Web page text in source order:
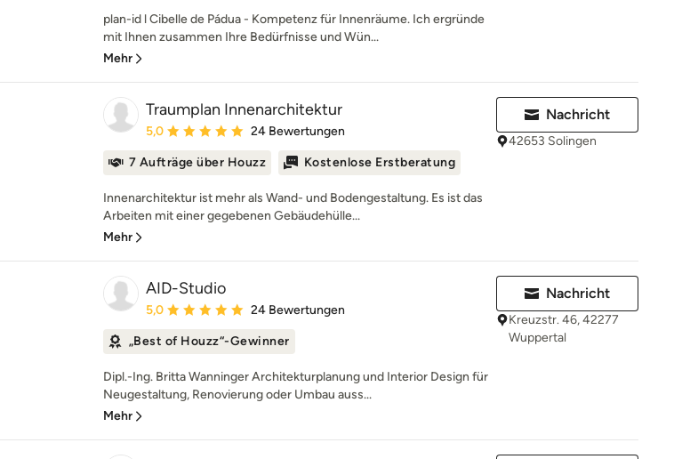
plan-id l Cibelle de Pádua - Kompetenz für Innenräume. Ich ergründe
mit Ihnen zusammen Ihre Bedürfnisse und Wün...
Mehr
Traumplan Innenarchitektur
Durchschnittliche Bewertung: 5 von 5 Sternen
5,0 24 Bewertungen
7 Aufträge über Houzz Kostenlose Erstberatung
Innenarchitektur ist mehr als Wand- und Bodengestaltung. Es ist das
Arbeiten mit einer gegebenen Gebäudehülle...
Mehr
Nachricht
42653 Solingen
AID-Studio
Durchschnittliche Bewertung: 5 von 5 Sternen
5,0 24 Bewertungen
„Best of Houzz“-Gewinner
Dipl.-Ing. Britta Wanninger Architekturplanung und Interior Design für
Neugestaltung, Renovierung oder Umbau auss...
Mehr
Nachricht
Kreuzstr. 46, 42277
Wuppertal